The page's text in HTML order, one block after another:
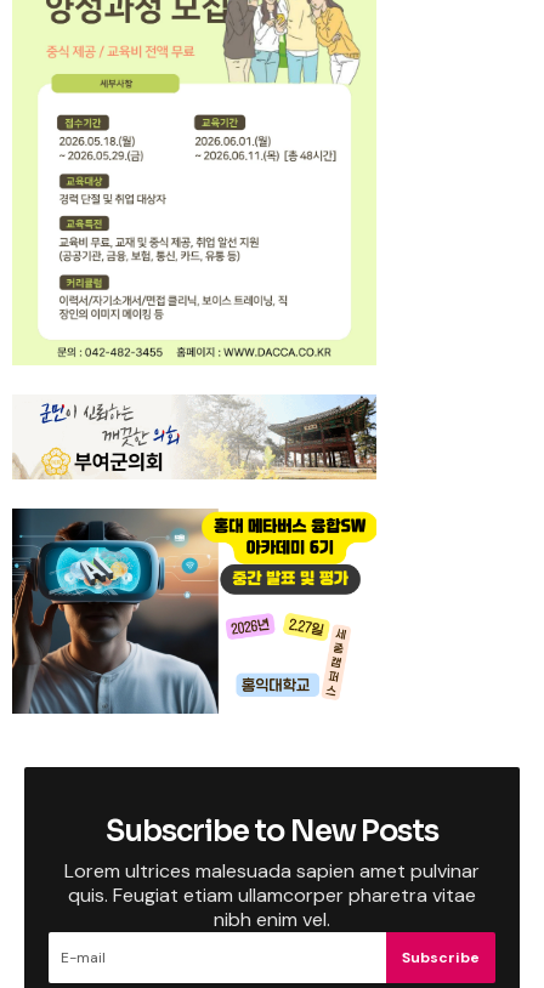
Subscribe to New Posts
Lorem ultrices malesuada sapien amet pulvinar
quis. Feugiat etiam ullamcorper pharetra vitae
nibh enim vel.
Subscribe